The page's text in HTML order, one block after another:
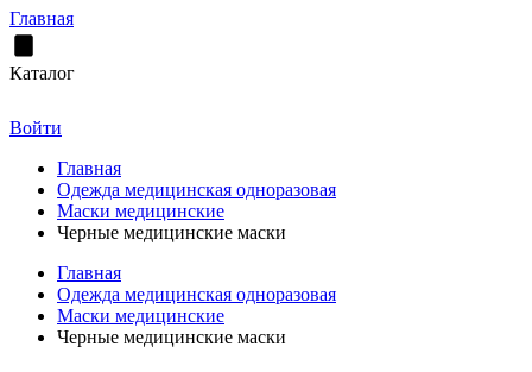
Главная
Каталог
Войти
Главная
Одежда медицинская одноразовая
Маски медицинские
Черные медицинские маски
Главная
Одежда медицинская одноразовая
Маски медицинские
Черные медицинские маски